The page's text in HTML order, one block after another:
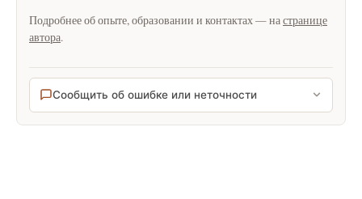
Подробнее об опыте, образовании и контактах — настранице
автора.
Сообщить об ошибке или неточности